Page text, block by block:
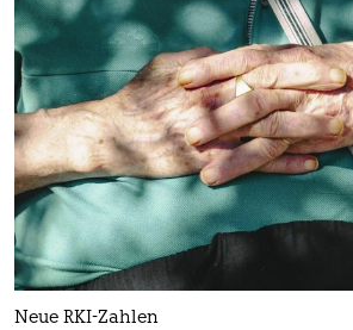
Neue RKI-Zahlen